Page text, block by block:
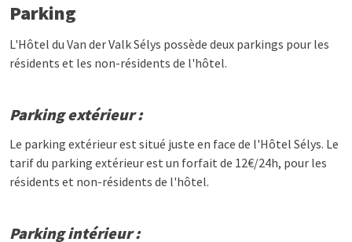
Parking
L'Hôtel du Van der Valk Sélys possède deux parkings pour les
résidents et les non-résidents de l'hôtel.
Parking extérieur :
Le parking extérieur est situé juste en face de l'Hôtel Sélys. Le
tarif du parking extérieur est un forfait de 12€/24h, pour les
résidents et non-résidents de l'hôtel.
Parking intérieur :